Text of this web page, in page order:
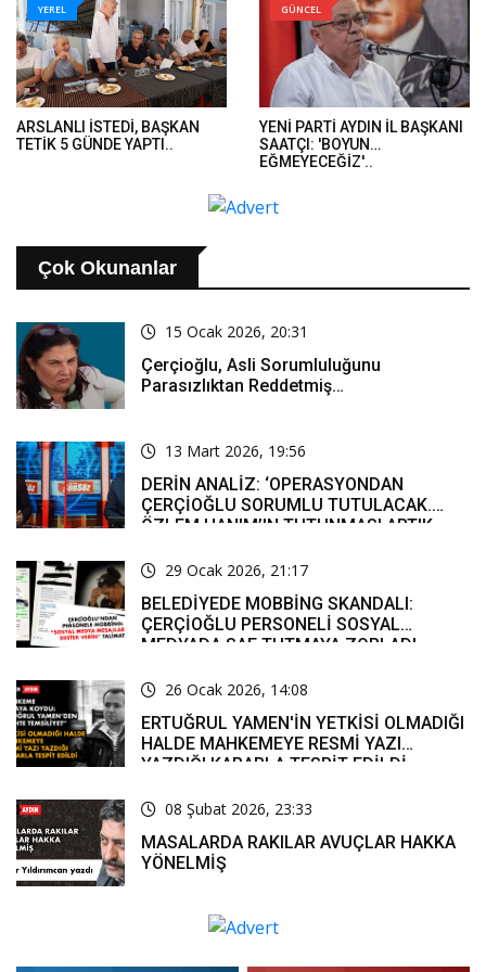
YEREL
ARSLANLI İSTEDİ, BAŞKAN
TETİK 5 GÜNDE YAPTI..
GÜNCEL
YENİ PARTİ AYDIN İL BAŞKANI
SAATÇI: 'BOYUN
EĞMEYECEĞİZ'..
Çok Okunanlar
15 Ocak 2026, 20:31
Çerçioğlu, Asli Sorumluluğunu
Parasızlıktan Reddetmiş…
13 Mart 2026, 19:56
DERİN ANALİZ: ‘OPERASYONDAN
ÇERÇİOĞLU SORUMLU TUTULACAK.
ÖZLEM HANIM’IN TUTUNMASI ARTIK
29 Ocak 2026, 21:17
BELEDİYEDE MOBBİNG SKANDALI:
ÇERÇİOĞLU PERSONELİ SOSYAL
MEDYADA SAF TUTMAYA ZORLADI
26 Ocak 2026, 14:08
ERTUĞRUL YAMEN'İN YETKİSİ OLMADIĞI
HALDE MAHKEMEYE RESMİ YAZI
YAZDIĞI KARARLA TESPİT EDİLDİ
08 Şubat 2026, 23:33
MASALARDA RAKILAR AVUÇLAR HAKKA
YÖNELMİŞ